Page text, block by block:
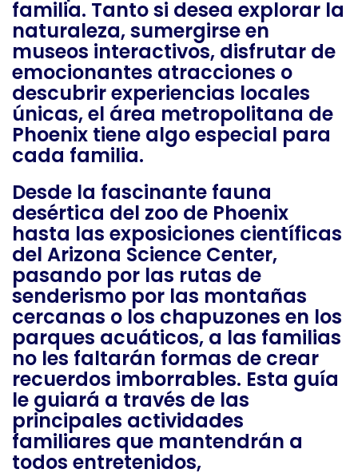
familia. Tanto si desea explorar la
naturaleza, sumergirse en
museos interactivos, disfrutar de
emocionantes atracciones o
descubrir experiencias locales
únicas, el área metropolitana de
Phoenix tiene algo especial para
cada familia.
Desde la fascinante fauna
desértica del zoo de Phoenix
hasta las exposiciones científicas
del Arizona Science Center,
pasando por las rutas de
senderismo por las montañas
cercanas o los chapuzones en los
parques acuáticos, a las familias
no les faltarán formas de crear
recuerdos imborrables. Esta guía
le guiará a través de las
principales actividades
familiares que mantendrán a
todos entretenidos,